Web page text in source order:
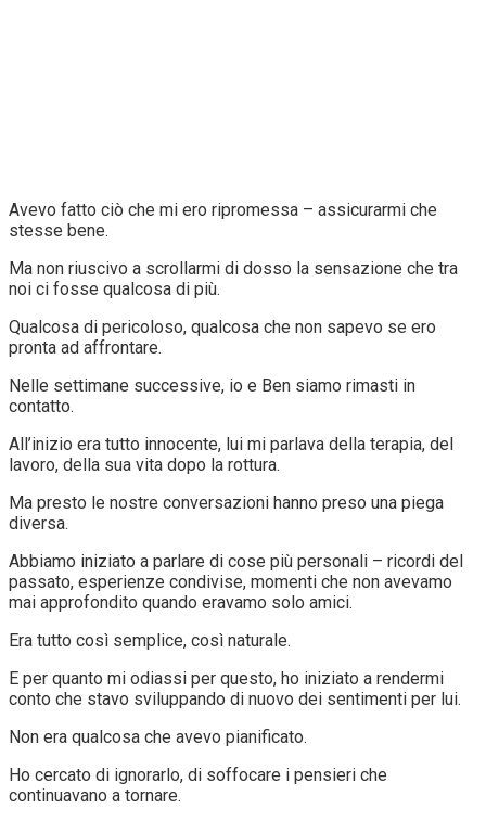
Avevo fatto ciò che mi ero ripromessa – assicurarmi che
stesse bene.
Ma non riuscivo a scrollarmi di dosso la sensazione che tra
noi ci fosse qualcosa di più.
Qualcosa di pericoloso, qualcosa che non sapevo se ero
pronta ad affrontare.
Nelle settimane successive, io e Ben siamo rimasti in
contatto.
All’inizio era tutto innocente, lui mi parlava della terapia, del
lavoro, della sua vita dopo la rottura.
Ma presto le nostre conversazioni hanno preso una piega
diversa.
Abbiamo iniziato a parlare di cose più personali – ricordi del
passato, esperienze condivise, momenti che non avevamo
mai approfondito quando eravamo solo amici.
Era tutto così semplice, così naturale.
E per quanto mi odiassi per questo, ho iniziato a rendermi
conto che stavo sviluppando di nuovo dei sentimenti per lui.
Non era qualcosa che avevo pianificato.
Ho cercato di ignorarlo, di soffocare i pensieri che
continuavano a tornare.